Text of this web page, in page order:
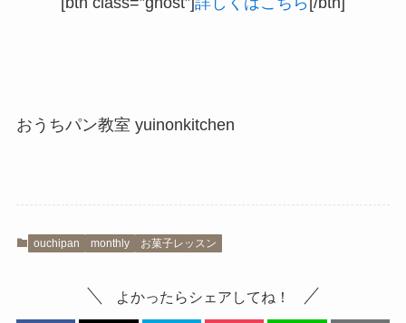
おうちパン教室 yuinonkitchen
ouchipan monthly お菓子レッスン
よかったらシェアしてね！